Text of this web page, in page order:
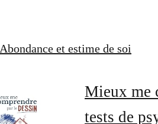
Abondance et estime de soi
Mieux me
tests de